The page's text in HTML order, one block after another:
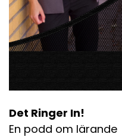
Det Ringer In!
En podd om lärande